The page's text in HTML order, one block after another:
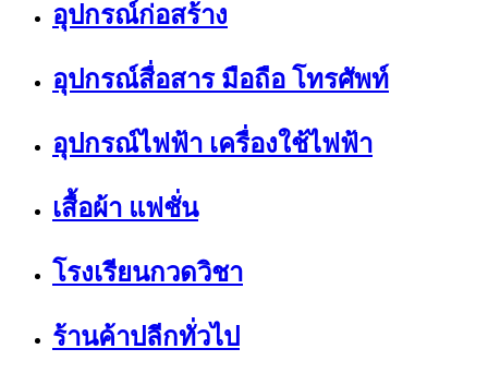
อุปกรณ์ก่อสร้าง
อุปกรณ์สื่อสาร มือถือ โทรศัพท์
อุปกรณ์ไฟฟ้า เครื่องใช้ไฟฟ้า
เสื้อผ้า แฟชั่น
โรงเรียนกวดวิชา
ร้านค้าปลีกทั่วไป